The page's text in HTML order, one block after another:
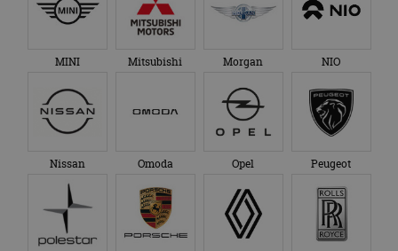
MINI Mitsubishi Morgan NIO
Nissan Omoda Opel Peugeot